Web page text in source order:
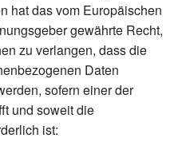
hat das vom Europäischen
gewährte Recht,
zu verlangen, dass die
Daten
sofern einer der
und soweit die
ist: